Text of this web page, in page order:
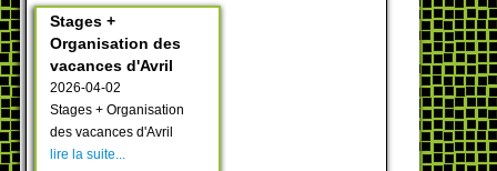
Stages +
Organisation des
vacances d'Avril
2026-04-02
Stages + Organisation
des vacances d'Avril
lire la suite...